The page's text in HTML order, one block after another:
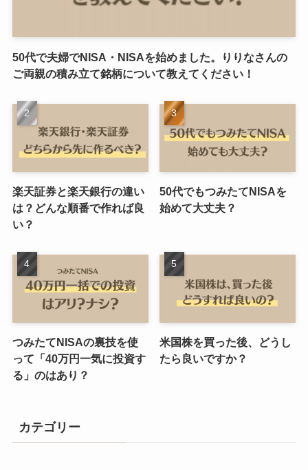
50代で夫婦でNISA・NISAを始めました。りりなさんの
ご両親の積み立て銘柄について教えてください！
楽天証券と楽天銀行の違い
は？どんな順番で作れば良
い？
50代でもつみたてNISAを
始めて大丈夫？
つみたてNISAの裏技を使
って「40万円一気に投資す
る」のはあり？
米国株を買った後、どうし
たら良いですか？
カテゴリー